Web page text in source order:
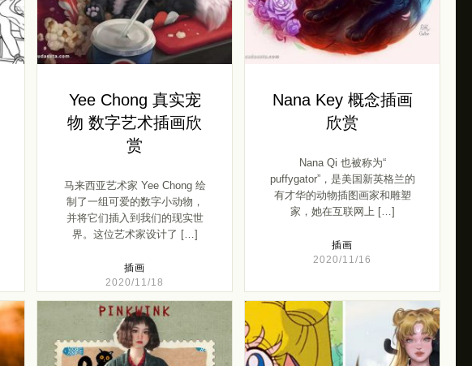
Yee Chong 真实宠
物 数字艺术插画欣
赏
马来西亚艺术家 Yee Chong 绘
制了一组可爱的数字小动物，
并将它们插入到我们的现实世
界。这位艺术家设计了 […]
插画
2020/11/18
Nana Key 概念插画
欣赏
Nana Qi 也被称为“
puffygator”，是美国新英格兰的
有才华的动物插图画家和雕塑
家，她在互联网上 […]
插画
2020/11/16